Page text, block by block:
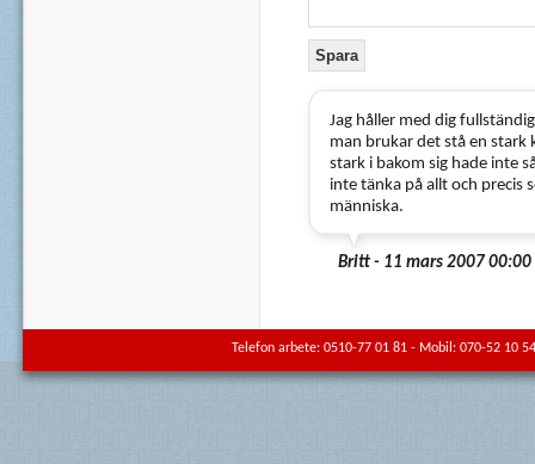
Jag håller med dig
man brukar det stå en
stark i bakom sig hade inte
inte tänka på allt och precis
människa.
Britt - 11 mars 2007 00:00
Telefon arbete: 0510-77 01 81 - Mobil: 070-52 10